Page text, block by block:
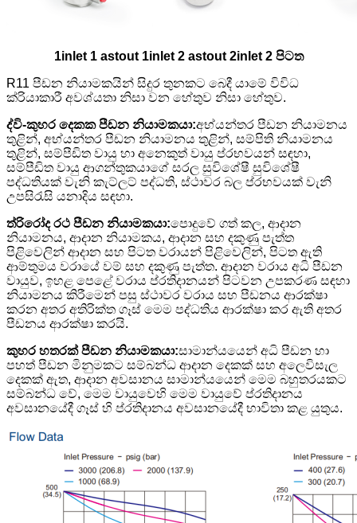
1inlet 1 astout 1inlet 2 astout 2inlet 2 පිටත
R11 පීඩන නියාමකයින් සිදුර තුනකට බෙදී යාමේ විවිධ
ක්රියාකාරී අවශ්යතා නිසා වන හේතුව නිසා හේතුව.
ද්වි-කුහර දෙකක පීඩන නියාමකයා:අභ්යන්තර පීඩන නියාමනය
තුළින්, අභ්යන්තර පීඩන නියාමනය තුළින්, සම්පිති නියාමනය
තුළින්, සම්පීඩිත වායු හා අනෙකුත් වායු ප්රභවයන් සඳහා,
සම්පීඩිත වායු ආගන්තුකයාගේ සරල සුවිශේෂී සුවිශේෂී
පද්ධතියක් වැනි කැට්ලට් පද්ධති, ස්ථාවර බල ප්රභවයක් වැනි
උපසිරැසි යනාදිය සඳහා.
ත්රිරෝද රථ පීඩන නියාමකයා:පොදුවේ ගත් කල, ආදාන
නියාමනය, ආදාන නියාමකය, ආදාන සහ දකුණු පැත්ත
පිළිවෙලින් ආදාන සහ පිටත වරායන් පිළිවෙලින්, පිටත ඇති
ආම්තුමය වරායේ වම් සහ දකුණු පැත්ත. ආදාන වරාය අධි පීඩන
වායුව, ඉහළ පෙළේ වරාය ප්රතිදානයන් පිටවන උපකරණ සඳහා
නියාමනය කිරීමෙන් පසු ස්ථාවර වරාය සහ පීඩනය ආරක්ෂා
කරන අතර අතිරික්ත ගෑස් මෙම පද්ධතිය ආරක්ෂා කර ඇති අතර
පීඩනය ආරක්ෂා කරයි.
කුහර හතරක් පීඩන නියාමකයා:සාමාන්යයෙන් අධි පීඩන හා
පහත් පීඩන මිනුමකට සම්බන්ධ ආදාන දෙකක් සහ අලෙවිසැල
දෙකක් ඇත, ආදාන අවසානය සාමාන්යයෙන් මෙම බහුතරයකට
සම්බන්ධ වේ, මෙම වායුවෙහි මෙම වායුවේ ප්රතිදානය
අවසානයේදී ගෑස් හි ප්රතිදානය අවසානයේදී භාවිතා කළ යුතුය.